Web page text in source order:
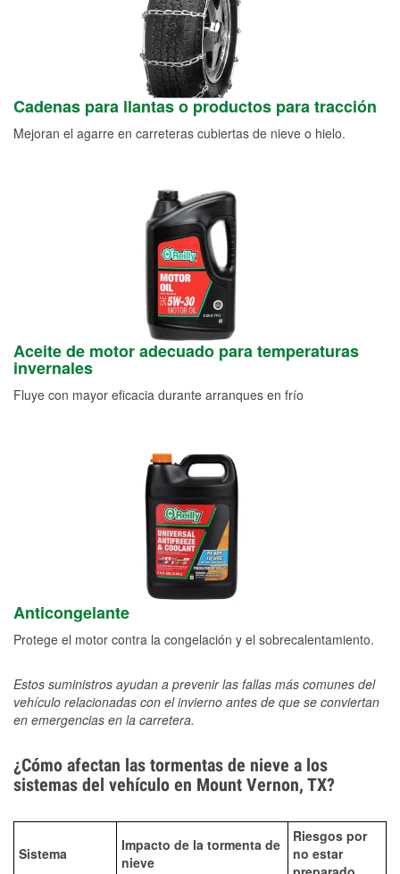
Cadenas para llantas o productos para tracción
Mejoran el agarre en carreteras cubiertas de nieve o hielo.
Aceite de motor adecuado para temperaturas
invernales
Fluye con mayor eficacia durante arranques en frío
Anticongelante
Protege el motor contra la congelación y el sobrecalentamiento.
Estos suministros ayudan a prevenir las fallas más comunes del
vehículo relacionadas con el invierno antes de que se conviertan
en emergencias en la carretera.
¿Cómo afectan las tormentas de nieve a los
sistemas del vehículo en Mount Vernon, TX?
Sistema
Impacto de la tormenta de
nieve
Riesgos por
no estar